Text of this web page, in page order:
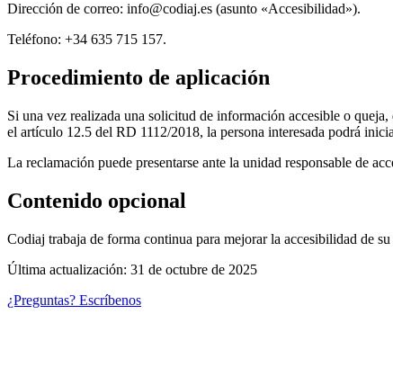
Dirección de correo: info@codiaj.es (asunto «Accesibilidad»).
Teléfono: +34 635 715 157.
Procedimiento de aplicación
Si una vez realizada una solicitud de información accesible o
el artículo 12.5 del RD 1112/2018, la persona interesada podrá
La reclamación puede presentarse ante la unidad responsable de
Contenido opcional
Codiaj trabaja de forma continua para mejorar la accesibilidad de
Última actualización: 31 de octubre de 2025
¿Preguntas? Escríbenos